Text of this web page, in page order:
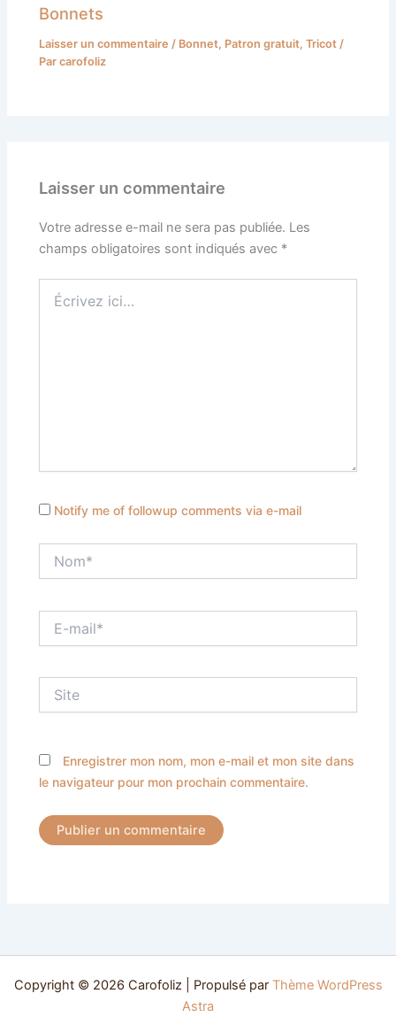
Bonnets
Laisser un commentaire / Bonnet, Patron gratuit,Tricot /
Parcarofoliz
Laisser un commentaire
Votre adresse e-mail ne sera pas publiée. Les
champs obligatoires sont indiqués avec *
ici…
Notify me of followup comments via e-mail
mail*
Enregistrer mon nom, mon e-mail et mon site dans
le navigateur pour mon prochain commentaire.
Copyright © 2026 Carofoliz | Propulsé par Thème WordPress
Astra